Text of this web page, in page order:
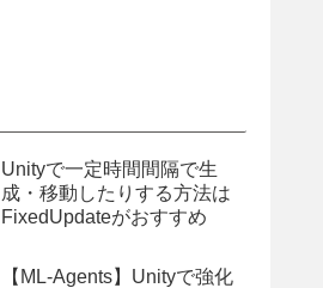
Unityで一定時間間隔で生
成・移動したりする方法は
FixedUpdateがおすすめ
【ML-Agents】Unityで強化